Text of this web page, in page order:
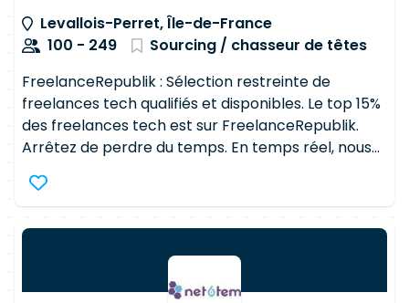
Levallois-Perret, Île-de-France
100 - 249
Sourcing / chasseur de têtes
FreelanceRepublik : Sélection restreinte de
freelances tech qualifiés et disponibles. Le top 15%
des freelances tech est sur FreelanceRepublik.
Arrêtez de perdre du temps. En temps réel, nous
identifions le top 15% des développeurs et chefs de
projets, que nous positionnons sur un pipeline d'une